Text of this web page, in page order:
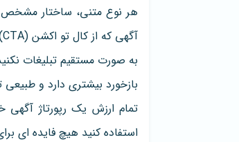
هر نوع متنی، ساختار مشخص
آگهی که از کال تو اکشن (CTA) بهره مند است، بسیار می تواند تاثیرگذار باشد.
به صورت مستقیم تبلیغات
بازخورد بیشتری دارد و
تمام ارزش یک رپورتاژ
استفاده کنید هیچ فایده ای